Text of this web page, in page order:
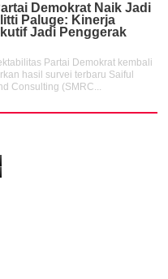
Demokrat Naik Jadi
Paluge: Kinerja
Jadi Penggerak
Partai Demokrat kembali
hasil survei terbaru Saiful
Consulting (SMRC...